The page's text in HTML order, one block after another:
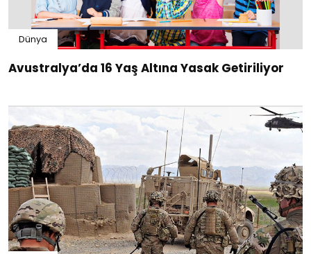
Dünya
Avustralya’da 16 Yaş Altına Yasak Getiriliyor